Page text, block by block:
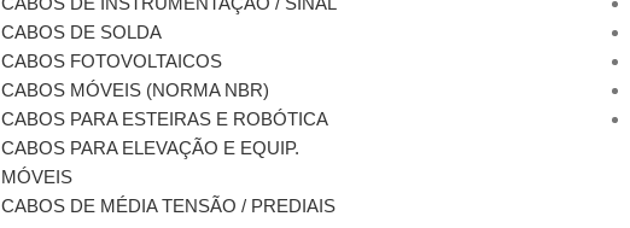
CABOS DE SOLDA
CABOS FOTOVOLTAICOS
CABOS MÓVEIS (NORMA NBR)
CABOS PARA ESTEIRAS E ROBÓTICA
CABOS PARA ELEVAÇÃO E EQUIP.
MÓVEIS
CABOS DE MÉDIA TENSÃO / PREDIAIS